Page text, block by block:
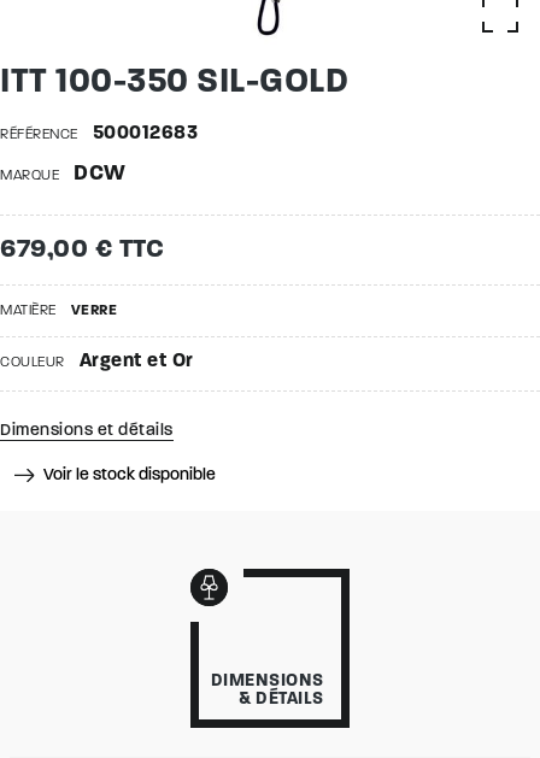
ITT 100-350 SIL-GOLD
RÉFÉRENCE 500012683
MARQUE DCW
679,00 € TTC
MATIÈRE VERRE
COULEUR Argent et Or
Dimensions et détails
Voir le stock disponible
DIMENSIONS
& DÉTAILS